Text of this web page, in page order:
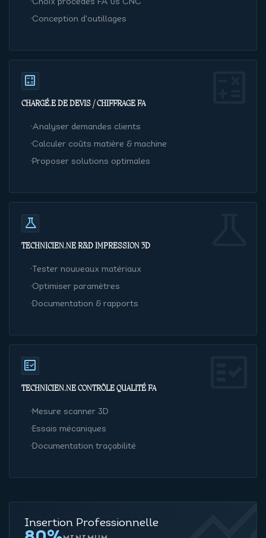
Choix procédés FA vs CNC
·Conception d'outillages
calculate
CHARGÉ·E DE DEVIS / CHIFFRAGE FA
·Analyser demandes clients
·Calculer coûts matière & machine
·Proposer solutions optimales
science
TECHNICIEN·NE R&D IMPRESSION 3D
· Tester nouveaux matériaux
·Optimiser paramètres
·Documentation & rapports
fact_check
TECHNICIEN·NE CONTRÔLE QUALITÉ FA
·Mesure scanner 3D
·Essais mécaniques
·Documentation traçabilité
Insertion Professionnelle